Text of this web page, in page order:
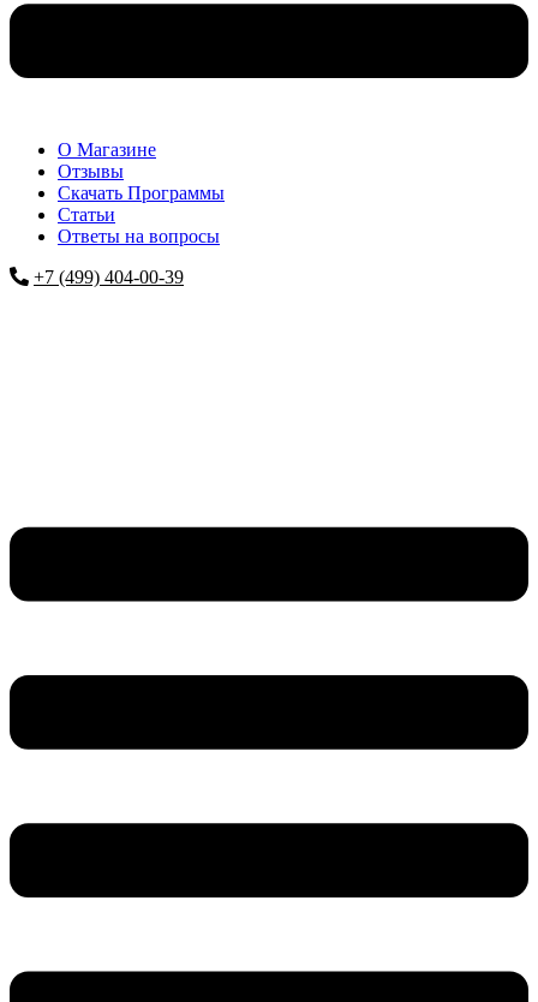
О Магазине
Отзывы
Скачать Программы
Статьи
Ответы на вопросы
+7 (499) 404-00-39